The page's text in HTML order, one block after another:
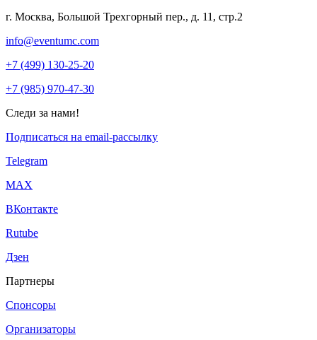
г. Москва, Большой Трехгорный пер., д. 11, стр.2
info@eventumc.com
+7 (499) 130-25-20
+7 (985) 970-47-30
Следи за нами!
Подписаться на email-рассылку
Telegram
МАХ
ВКонтакте
Rutube
Дзен
Партнеры
Спонсоры
Организаторы